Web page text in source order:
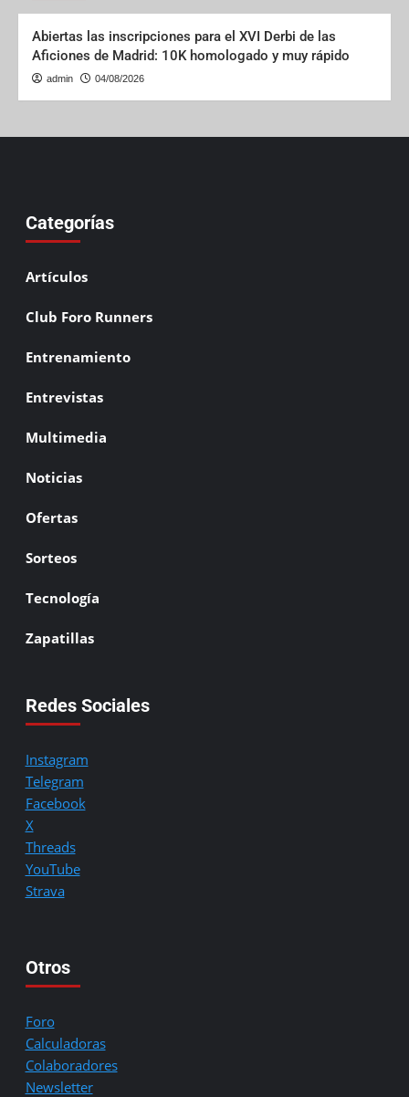
Abiertas las inscripciones para el XVI Derbi de las
Aficiones de Madrid: 10K homologado y muy rápido
admin 04/08/2026
Categorías
Artículos
Club Foro Runners
Entrenamiento
Entrevistas
Multimedia
Noticias
Ofertas
Sorteos
Tecnología
Zapatillas
Redes Sociales
Instagram
Telegram
Facebook
X
Threads
YouTube
Strava
Otros
Foro
Calculadoras
Colaboradores
Newsletter